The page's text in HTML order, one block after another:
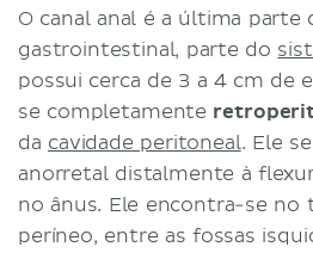
O canal anal é a última parte
gastrointestinal, parte do
possui cerca de 3 a 4 cm de
se completamente
da cavidade peritoneal. Ele
anorretal distalmente à
no ânus. Ele encontra-se no
períneo, entre as fossas